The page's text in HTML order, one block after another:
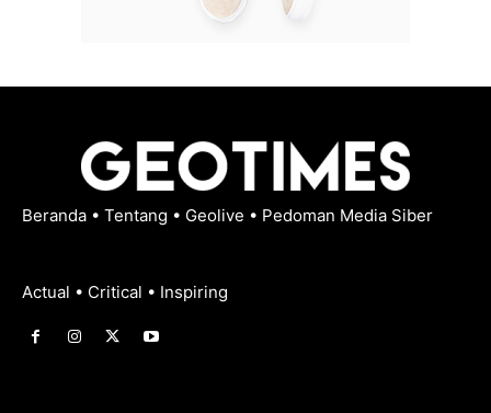
Beranda • Tentang • Geolive • Pedoman Media Siber
Actual • Critical • Inspiring